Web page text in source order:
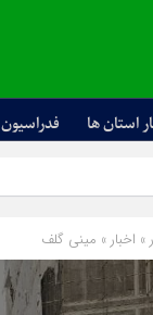
استان ها فدراسیون
» اخبار » مینی گلف